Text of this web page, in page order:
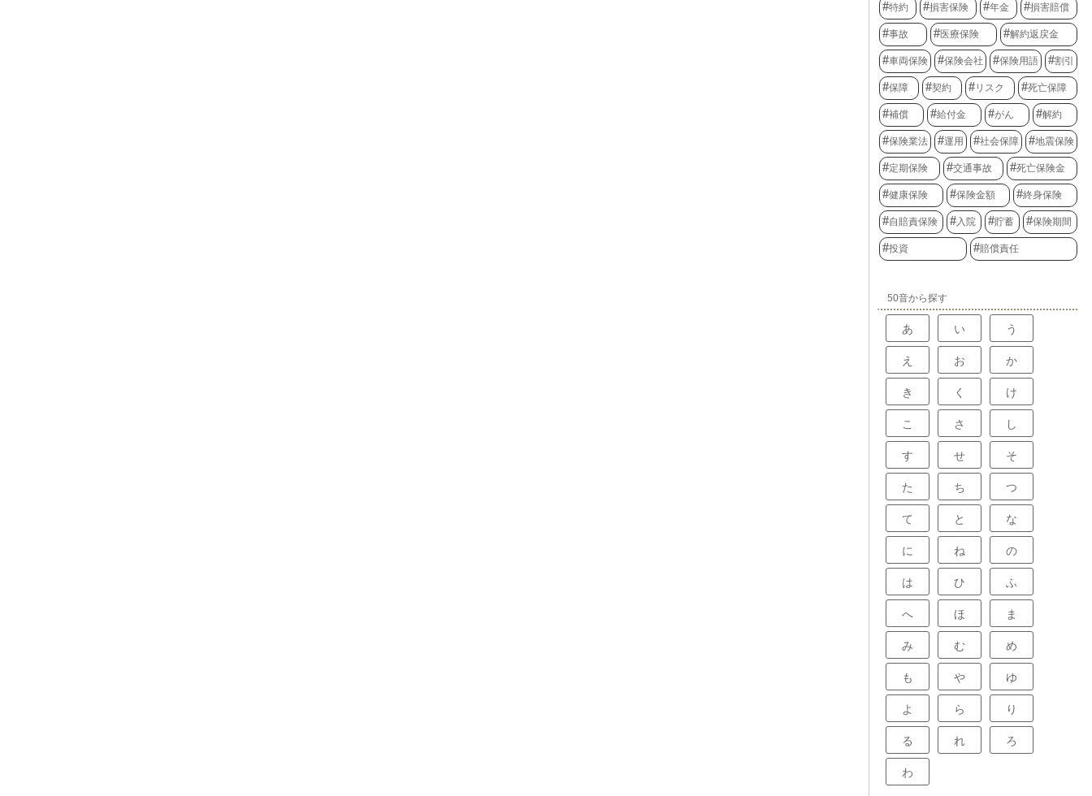
特約 損害保険 年金 損害賠償
事故 医療保険 解約返戻金
車両保険 保険会社 保険用語 割引
保障 契約 リスク 死亡保障
補償 給付金 がん 解約
保険業法 運用 社会保障 地震保険
定期保険 交通事故 死亡保険金
健康保険 保険金額 終身保険
自賠責保険 入院 貯蓄 保険期間
投資 賠償責任
50音から探す
あ い う
え お か
き く け
こ さ し
す せ そ
た ち つ
て と な
に ね の
は ひ ふ
へ ほ ま
み む め
も や ゆ
よ ら り
る れ ろ
わ